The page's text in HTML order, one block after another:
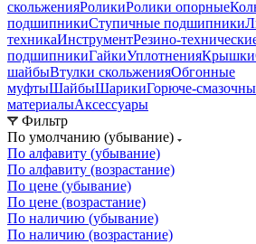
скольженияРоликиРолики опорные
подшипникиСтупичные подшипники
техникаИнструментРезино-
подшипникиГайкиУплотненияКрышки
шайбыВтулки скольженияОбгонные
муфтыШайбыШарикиГорюче-
материалыАксессуары
Фильтр
По умолчанию (убывание)
По алфавиту (убывание)
По алфавиту (возрастание)
По цене (убывание)
По цене (возрастание)
По наличию (убывание)
По наличию (возрастание)